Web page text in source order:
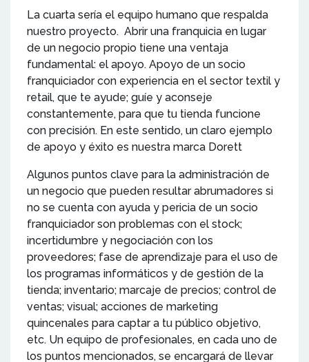
La cuarta sería el equipo humano que respalda
nuestro proyecto. Abrir una franquicia en lugar
de un negocio propio tiene una ventaja
fundamental: el apoyo. Apoyo de un socio
franquiciador con experiencia en el sector textil y
retail, que te ayude; guíe y aconseje
constantemente, para que tu tienda funcione
con precisión. En este sentido, un claro ejemplo
de apoyo y éxito es nuestra marca Dorett
Algunos puntos clave para la administración de
un negocio que pueden resultar abrumadores si
no se cuenta con ayuda y pericia de un socio
franquiciador son problemas con el stock;
incertidumbre y negociación con los
proveedores; fase de aprendizaje para el uso de
los programas informáticos y de gestión de la
tienda; inventario; marcaje de precios; control de
ventas; visual; acciones de marketing
quincenales para captar a tu público objetivo,
etc. Un equipo de profesionales, en cada uno de
los puntos mencionados, se encargará de llevar